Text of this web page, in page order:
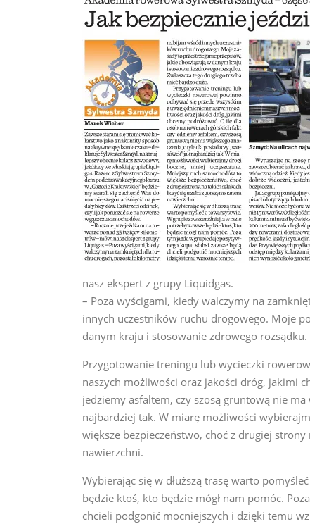
nasz ekspert z grupy Liquidgas.
– Poza wyścigami, kiedy walczymy na
innych uczestników ruchu drogowego. Moje
danym kraju i stosowanie zdrowego
Przygotowanie treningu lub wycieczki
naszych możliwości oraz jakości dróg, jakimi
jedziemy asfaltem, czy szosą gruntową nie ma
najbardziej tak. W miarę możliwości
większe bezpieczeństwo, choć z drugiej
nawierzchni.
Wybierając się w dłuższą trasę warto
będzie ktoś, kto będzie mógł nam pomóc.
chcieli podgonić mocniejszych i dzięki temu